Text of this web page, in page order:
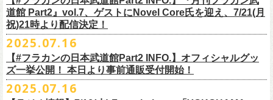
※上記サイズはあくまでも目安の寸法です
6 夜空の太陽
mc
7 馬鹿の最高
8 最高の夏
9 友達100万人
10 ミント
11 ハイエース
ゲスト：TOSHI-LOW（BRAHMAN）
https://youtu.be/Z9wrtIqELqE
■vol.7
ゲスト：Novel Core
https://www.youtube.com/watch?v=I8Zw-h9Anxg
1月17日(土) 長野CLUB JUNK BOX 16:30/17:00
1月18日(日) 千葉LOOK 15:30/16:00
1月24日(土) 高知X-pt. 16:30/17:00
1月25日(日) 広島SECOND CRUTCH 15:30/16:00
1月27日(火) 四日市CLUB CHAOS 18:30/19:00
1月31日(土) 札幌近松 16:30/17:00
2月4日(水) 下北沢シェルター 18:30/19:00
2月14日(土) 大阪バナナホール 16:30/17:00
YOKOHAMA
配信日時：8月24日（日）16:00 START（10分前より準備開始）
視聴URL：https://live.nicovideo.
＊本ライブの一部はプレミアム会員限定視聴となります。
＊全編視聴をご希望のかたはプレミアム会員にご登録（月額790円）をお
願い致します。
＊タイムシフト視聴期間：2025年9月7日まで
本番組はプレミアム会員の方ならタイムシフト視聴期間中に何度で
プレイガイド：
https://eplus.jp/sf/detail/4383810001-P0030001
カル・北島康雄をプロのライター陣に交じってreviewerに抜擢す るなど、
四星球に対しての信頼度が絶大なフラカンメンバー。
の思いが溢れる1時間！
8月20日(水)21:00よりプレミア配信されます。
開催を約１ヶ月後に控えたフラカンの日本武道館公演のチケットは
日時：9月2日(火)18:15 OPEN / 18:45 START
会場：大阪 GORILLA HALL OSAKA
出演：
フラワーカンパニーズ
Conton Candy
TOSHI-LOW
ヒグチアイ
SLUSH-PILE. 03-6451-0554
https://www.tfm.co.jp/manyuki/
道館 Part2』vol.7、ゲストにNovel Core氏を迎え、7/21(月
祝)21時より配信決定！
2025.07.16
【#フラカンの日本武道館Part2 INFO.】オフィシャルグッ
ズ一挙公開！ 本日より事前通販受付開始！
2025.07.16